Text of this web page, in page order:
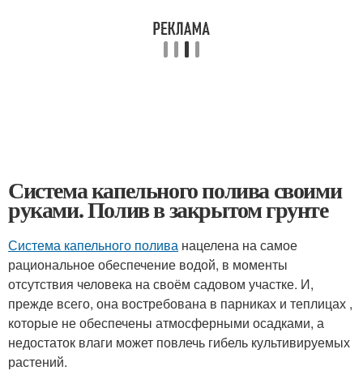
Система капельного полива своими
руками. Полив в закрытом грунте
Система капельного полива нацелена на самое
рациональное обеспечение водой, в моменты
отсутствия человека на своём садовом участке. И,
прежде всего, она востребована в парниках и теплицах ,
которые не обеспечены атмосферными осадками, а
недостаток влаги может повлечь гибель культивируемых
растений.